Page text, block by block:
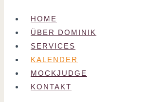
HOME
ÜBER DOMINIK
SERVICES
KALENDER
MOCKJUDGE
KONTAKT